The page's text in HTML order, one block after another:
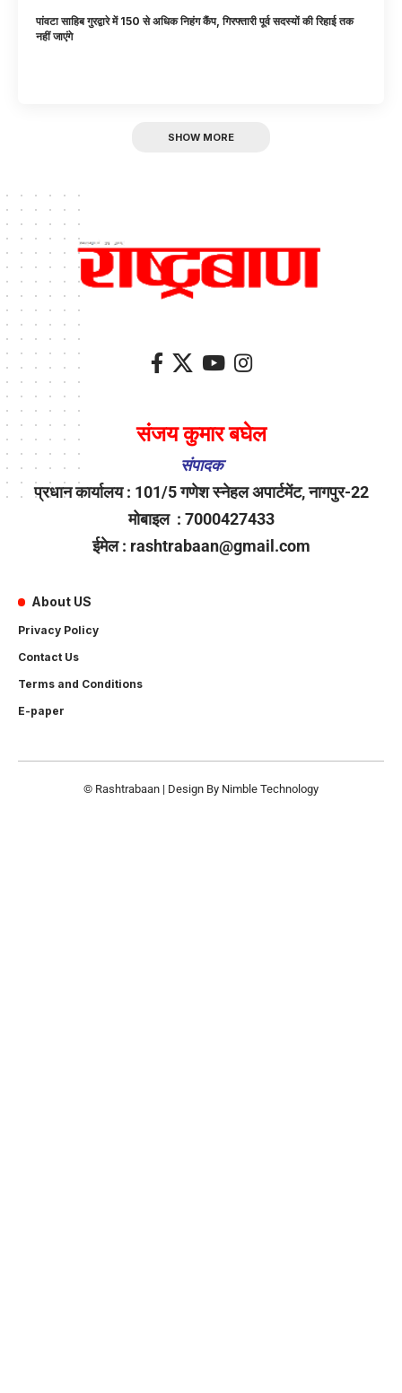
पांवटा साहिब गुरद्वारे में 150 से अधिक निहंग कैंप, गिरफ्तारी पूर्व सदस्यों की रिहाई तक
नहीं जाएंगे
SHOW MORE
संजय कुमार बघेल
संपादक
प्रधान कार्यालय : 101/5 गणेश स्नेहल अपार्टमेंट, नागपुर-22
मोबाइल : 7000427433
ईमेल : rashtrabaan@gmail.com
About US
Privacy Policy
Contact Us
Terms and Conditions
E-paper
© Rashtrabaan | Design By Nimble Technology